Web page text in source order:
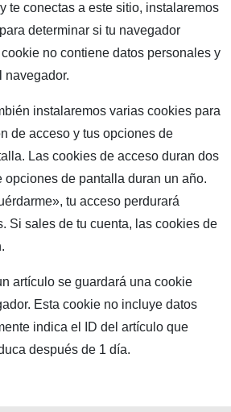
te conectas a este sitio, instalaremos
determinar si tu navegador
no contiene datos personales y
navegador.
instalaremos varias cookies para
de acceso y tus opciones de
Las cookies de acceso duran dos
opciones de pantalla duran un año.
tu acceso perdurará
Si sales de tu cuenta, las cookies de
artículo se guardará una cookie
Esta cookie no incluye datos
indica el ID del artículo que
después de 1 día.